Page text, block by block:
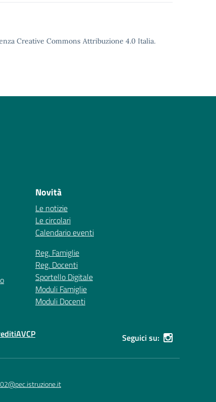
Creative Commons Attribuzione 4.0 Italia.
Novità
Le notizie
Le circolari
Calendario eventi
Reg. Famiglie
Reg. Docenti
Sportello Digitale
Moduli Famiglie
Moduli Docenti
AVCP Seguici su: